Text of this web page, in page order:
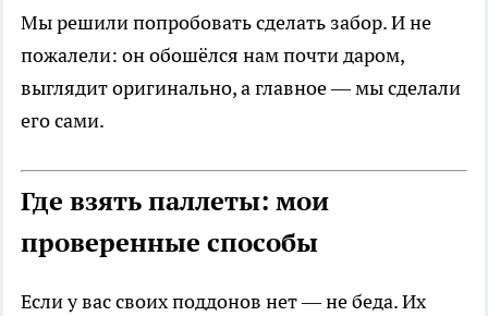
Мы решили попробовать сделать забор. И не
пожалели: он обошёлся нам почти даром,
выглядит оригинально, а главное — мы сделали
его сами.
Где взять паллеты: мои
проверенные способы
Если у вас своих поддонов нет — не беда. Их